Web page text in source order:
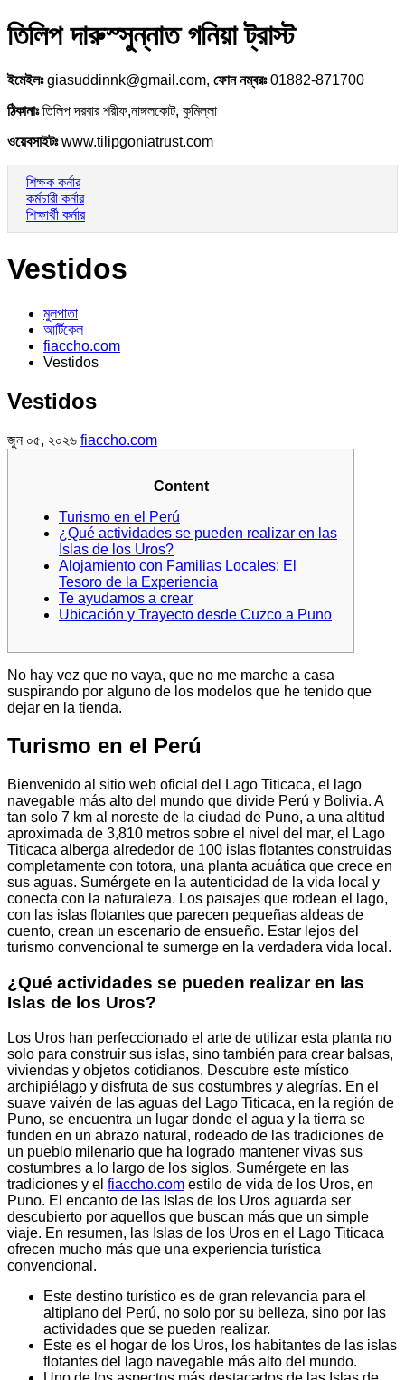
তিলিপ দারুস্সুন্নাত গনিয়া ট্রাস্ট
ইমেইলঃgiasuddinnk@gmail.com, ফোন নম্বরঃ01882-871700
ঠিকানাঃতিলিপ দরবার শরীফ,নাঙ্গলকোট, কুমিল্লা
ওয়েবসাইটঃwww.tilipgoniatrust.com
শিক্ষক কর্নার
কর্মচারী কর্নার
শিক্ষার্থী কর্নার
Vestidos
মুলপাতা
আর্টিকেল
fiaccho.com
Vestidos
Vestidos
জুন ০৫, ২০২৬ fiaccho.com
Content
Turismo en el Perú
¿Qué actividades se pueden realizar en las
Islas de los Uros?
Alojamiento con Familias Locales: El
Tesoro de la Experiencia
Te ayudamos a crear
Ubicación y Trayecto desde Cuzco a Puno
No hay vez que no vaya, que no me marche a casa
suspirando por alguno de los modelos que he tenido que
dejar en la tienda.
Turismo en el Perú
Bienvenido al sitio web oficial del Lago Titicaca, el lago
navegable más alto del mundo que divide Perú y Bolivia. A
tan solo 7 km al noreste de la ciudad de Puno, a una altitud
aproximada de 3,810 metros sobre el nivel del mar, el Lago
Titicaca alberga alrededor de 100 islas flotantes construidas
completamente con totora, una planta acuática que crece en
sus aguas. Sumérgete en la autenticidad de la vida local y
conecta con la naturaleza. Los paisajes que rodean el lago,
con las islas flotantes que parecen pequeñas aldeas de
cuento, crean un escenario de ensueño. Estar lejos del
turismo convencional te sumerge en la verdadera vida local.
¿Qué actividades se pueden realizar en las
Islas de los Uros?
Los Uros han perfeccionado el arte de utilizar esta planta no
solo para construir sus islas, sino también para crear balsas,
viviendas y objetos cotidianos. Descubre este místico
archipiélago y disfruta de sus costumbres y alegrías. En el
suave vaivén de las aguas del Lago Titicaca, en la región de
Puno, se encuentra un lugar donde el agua y la tierra se
funden en un abrazo natural, rodeado de las tradiciones de
un pueblo milenario que ha logrado mantener vivas sus
costumbres a lo largo de los siglos. Sumérgete en las
tradiciones y el fiaccho.com estilo de vida de los Uros, en
Puno. El encanto de las Islas de los Uros aguarda ser
descubierto por aquellos que buscan más que un simple
viaje. En resumen, las Islas de los Uros en el Lago Titicaca
ofrecen mucho más que una experiencia turística
convencional.
Este destino turístico es de gran relevancia para el
altiplano del Perú, no solo por su belleza, sino por las
actividades que se pueden realizar.
Este es el hogar de los Uros, los habitantes de las islas
flotantes del lago navegable más alto del mundo.